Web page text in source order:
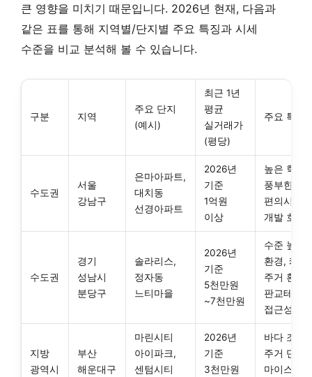
큰 영향을 미치기 때문입니다. 2026년 현재, 다음과
같은 표를 통해 지역별/단지별 주요 특징과 시세
수준을 비교 분석해 볼 수 있습니다.
구분 지역
주요 단지
(예시)
최근 1년
평균
실거래가
(평당)
주요 특징
수도권
서울
강남구
은마아파트,
대치동
선경아파트
2026년
기준
1억원
이상
높은 학군,
풍부한
편의시설,
개발 호재
수도권
경기
성남시
분당구
솔라리스,
정자동
느티마을
2026년
기준
5천만원
~7천만원
수준 높은
환경, 쾌적
주거 환경,
판교테크
접근성
지방
광역시
부산
해운대구
마린시티
아이파크,
센텀시티
2026년
기준
3천만원
바다 조망,
주거 단지
마이스 산